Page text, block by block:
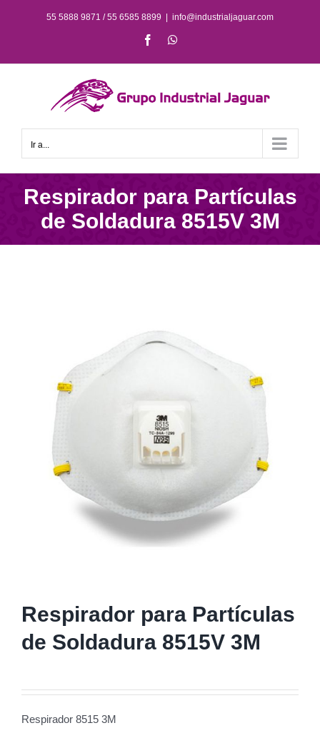
55 5888 9871 / 55 6585 8899 info@industrialjaguar.com
Facebook
Ir a...
Respirador para Partículas
de Soldadura 8515V 3M
Respirador para Partículas
de Soldadura 8515V 3M
Respirador 8515 3M